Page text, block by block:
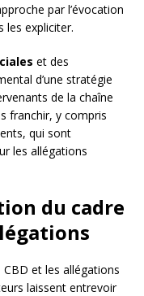
par l’évocation
les expliciter.
et des
d’une stratégie
de la chaîne
franchir, y compris
qui sont
les allégations
du cadre
et les allégations
laissent entrevoir